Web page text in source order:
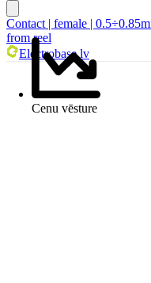
Cenu vēsture
Contact | female |
from reel
Electrobase.lv